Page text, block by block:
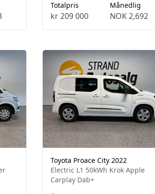
Totalpris
kr 209 000
Månedlig
NOK 2,692
Toyota Proace City 2022
Electric L1 50kWh Krok Apple
Carplay Dab+